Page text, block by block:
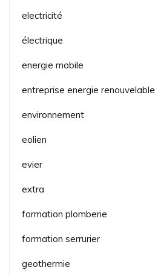
electricité
électrique
energie mobile
entreprise energie renouvelable
environnement
eolien
evier
extra
formation plomberie
formation serrurier
geothermie